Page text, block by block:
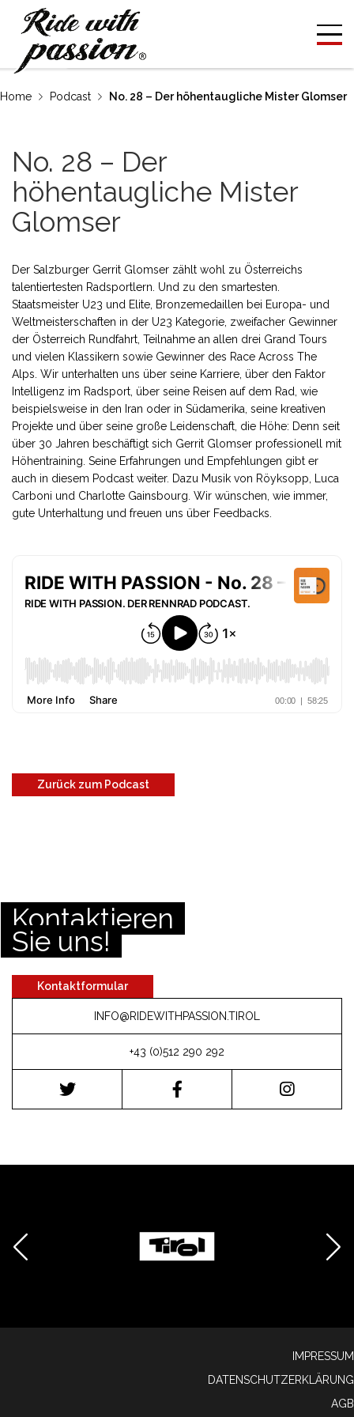
Home Podcast No. 28 – Der höhentaugliche Mister Glomser
No. 28 – Der
höhentaugliche Mister
Glomser
Der Salzburger Gerrit Glomser zählt wohl zu Österreichs
talentiertesten Radsportlern. Und zu den smartesten.
Staatsmeister U23 und Elite, Bronzemedaillen bei Europa- und
Weltmeisterschaften in der U23 Kategorie, zweifacher Gewinner
der Österreich Rundfahrt, Teilnahme an allen drei Grand Tours
und vielen Klassikern sowie Gewinner des Race Across The
Alps. Wir unterhalten uns über seine Karriere, über den Faktor
Intelligenz im Radsport, über seine Reisen auf dem Rad, wie
beispielsweise in den Iran oder in Südamerika, seine kreativen
Projekte und über seine große Leidenschaft, die Höhe: Denn seit
über 30 Jahren beschäftigt sich Gerrit Glomser professionell mit
Höhentraining. Seine Erfahrungen und Empfehlungen gibt er
auch in diesem Podcast weiter. Dazu Musik von Röyksopp, Luca
Carboni und Charlotte Gainsbourg. Wir wünschen, wie immer,
gute Unterhaltung und freuen uns über Feedbacks.
Zurück zum Podcast
Kontaktieren
Sie uns!
Kontaktformular
INFO@RIDEWITHPASSION.TIROL
+43 (0)512 290 292
IMPRESSUM
DATENSCHUTZERKLÄRUNG
AGB